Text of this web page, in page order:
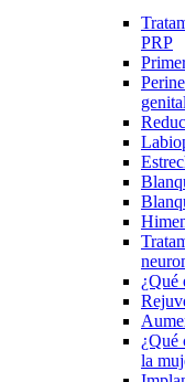
PRP
¿Qué
¿Qué
la